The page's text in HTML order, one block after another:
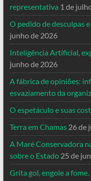
representativa 1 de
O pedido de desculpas
junho de 2026
Inteligência Artificial,
junho de 2026
A fábrica de opiniões:
esvaziamento da
O espetáculo e suas
Terra em Chamas 26 de
A Maré Conservadora
sobre o Estado 25 de
Grita gol, engole a fome.